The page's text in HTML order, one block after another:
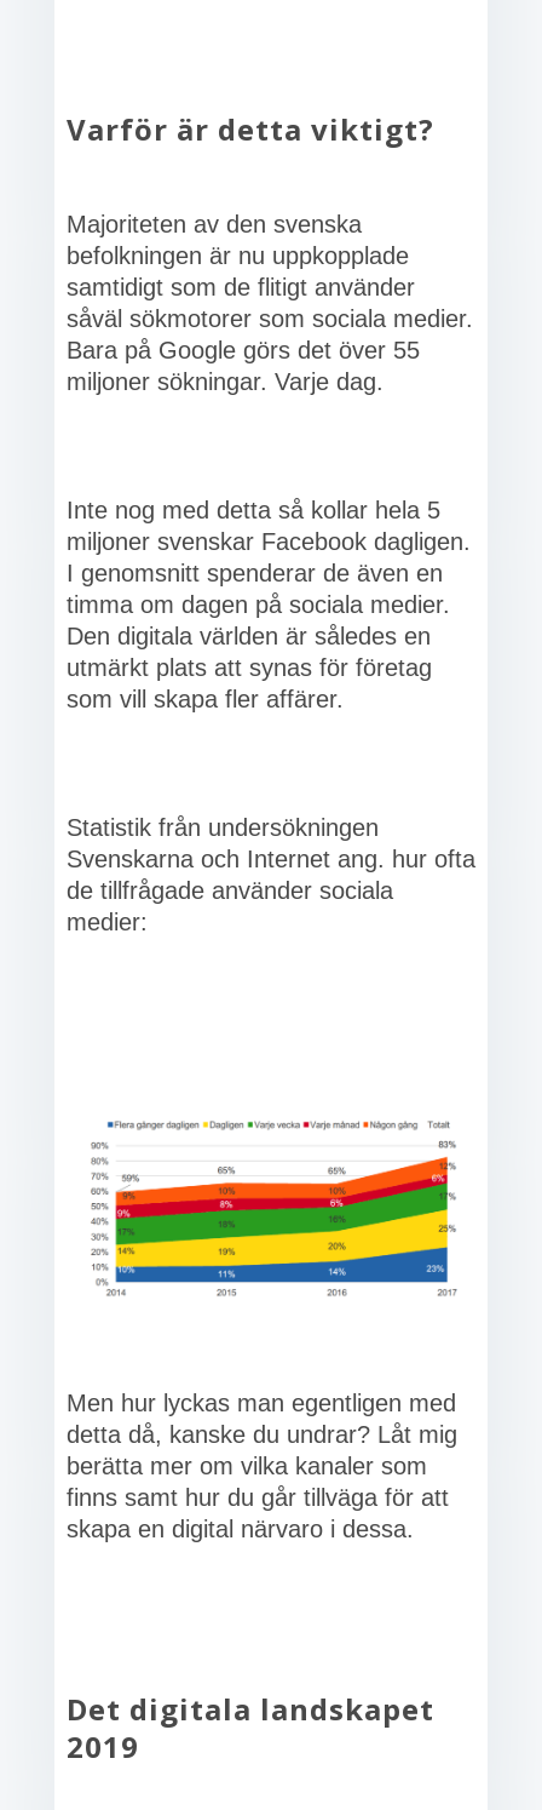
Varför är detta viktigt?
Majoriteten av den svenska
befolkningen är nu uppkopplade
samtidigt som de flitigt använder
såväl sökmotorer som sociala medier.
Bara på Google görs det över 55
miljoner sökningar. Varje dag.
Inte nog med detta så kollar hela 5
miljoner svenskar Facebook dagligen.
I genomsnitt spenderar de även en
timma om dagen på sociala medier.
Den digitala världen är således en
utmärkt plats att synas för företag
som vill skapa fler affärer.
Statistik från undersökningen
Svenskarna och Internet ang. hur ofta
de tillfrågade använder sociala
medier:
Men hur lyckas man egentligen med
detta då, kanske du undrar? Låt mig
berätta mer om vilka kanaler som
finns samt hur du går tillväga för att
skapa en digital närvaro i dessa.
Det digitala landskapet
2019